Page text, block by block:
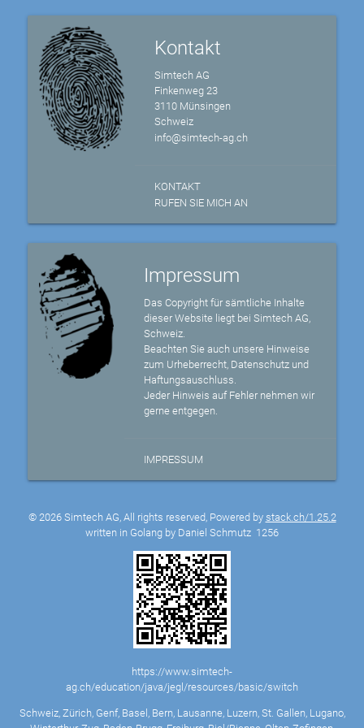
Kontakt
Simtech AG
Finkenweg 23
3110 Münsingen
Schweiz
info@simtech-ag.ch
KONTAKT
RUFEN SIE MICH AN
Impressum
Das Copyright für sämtliche Inhalte
dieser Website liegt bei Simtech AG,
Schweiz.
Beachten Sie auch unsere Hinweise
zum Urheberrecht, Datenschutz und
Haftungsauschluss.
Jeder Hinweis auf Fehler nehmen wir
gerne entgegen.
IMPRESSUM
© 2026 Simtech AG, All rights reserved, Powered by stack.ch/1.25.2
written in Golang by Daniel Schmutz 1256
https://www.simtech-
ag.ch/education/java/jegl/resources/basic/switch
Schweiz, Zürich, Genf, Basel, Bern, Lausanne, Luzern, St. Gallen, Lugano,